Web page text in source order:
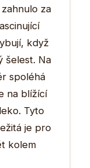
za
když
šelest. Na
spoléhá
na blížící
Tyto
je pro
kolem